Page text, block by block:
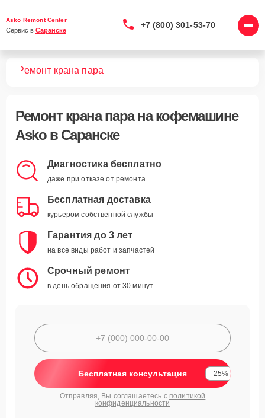
Asko Remont Center
Сервис в Саранске
+7 (800) 301-53-70
Ремонт крана пара
Ремонт крана парана кофемашине
Asko в Саранске
Диагностика бесплатно
даже при отказе от ремонта
Бесплатная доставка
курьером собственной службы
Гарантия до 3 лет
на все виды работ и запчастей
Срочный ремонт
в день обращения от 30 минут
Бесплатная консультация -25%
Отправляя, Вы соглашаетесь с политикой
конфиденциальности